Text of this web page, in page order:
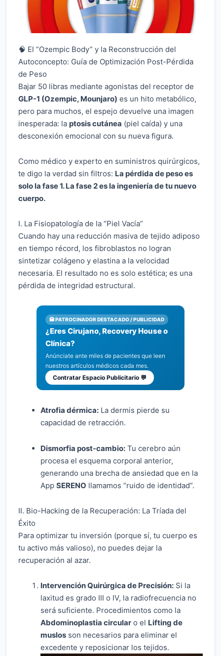
🧠 El “Ozempic Body” y la Reconstrucción del
Autoconcepto: Guía de Optimización Post-Pérdida
de Peso
Bajar 50 libras mediante agonistas del receptor de
GLP-1 (Ozempic, Mounjaro) es un hito metabólico,
pero para muchos, el espejo devuelve una imagen
inesperada: la ptosis cutánea (piel caída) y una
desconexión emocional con su nueva figura.
Como médico y experto en suministros quirúrgicos,
te digo la verdad sin filtros: La pérdida de peso es
solo la fase 1. La fase 2 es la ingeniería de tu nuevo
cuerpo.
I. La Fisiopatología de la “Piel Vacía”
Cuando hay una reducción masiva de tejido adiposo
en tiempo récord, los fibroblastos no logran
sintetizar colágeno y elastina a la velocidad
necesaria. El resultado no es solo estética; es una
pérdida de integridad estructural.
🏥 PATROCINADOR DESTACADO / PUBLICIDAD
¿Eres Cirujano, Recovery House o
Clínica?
Anúnciate ante miles de pacientes que leen
nuestros artículos médicos cada mes.
Contratar Espacio Publicitario 💬
Atrofia dérmica: La dermis pierde su
capacidad de retracción.
Dismorfia post-cambio: Tu cerebro aún
procesa el esquema corporal anterior,
generando una brecha de ansiedad que en la
App SERENO llamamos “ruido de identidad”.
II. Bio-Hacking de la Recuperación: La Tríada del
Éxito
Para optimizar tu inversión (porque sí, tu cuerpo es
tu activo más valioso), no puedes dejar la
recuperación al azar.
Intervención Quirúrgica de Precisión: Si la
laxitud es grado III o IV, la radiofrecuencia no
será suficiente. Procedimientos como la
Abdominoplastia circular o el Lifting de
muslos son necesarios para eliminar el
excedente y reposicionar los tejidos.